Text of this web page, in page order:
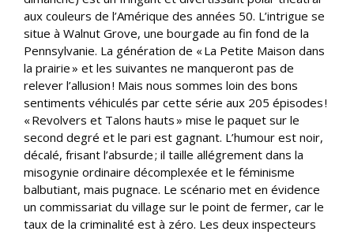
aux couleurs de l’Amérique des années 50. L’intrigue se
situe à Walnut Grove, une bourgade au fin fond de la
Pennsylvanie. La génération de « La Petite Maison dans
la prairie » et les suivantes ne manqueront pas de
relever l’allusion ! Mais nous sommes loin des bons
sentiments véhiculés par cette série aux 205 épisodes !
« Revolvers et Talons hauts » mise le paquet sur le
second degré et le pari est gagnant. L’humour est noir,
décalé, frisant l’absurde ; il taille allégrement dans la
misogynie ordinaire décomplexée et le féminisme
balbutiant, mais pugnace. Le scénario met en évidence
un commissariat du village sur le point de fermer, car le
taux de la criminalité est à zéro. Les deux inspecteurs